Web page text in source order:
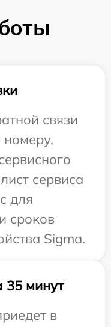
связи
сервиса
для
сроков
Sigma.
35 минут
в